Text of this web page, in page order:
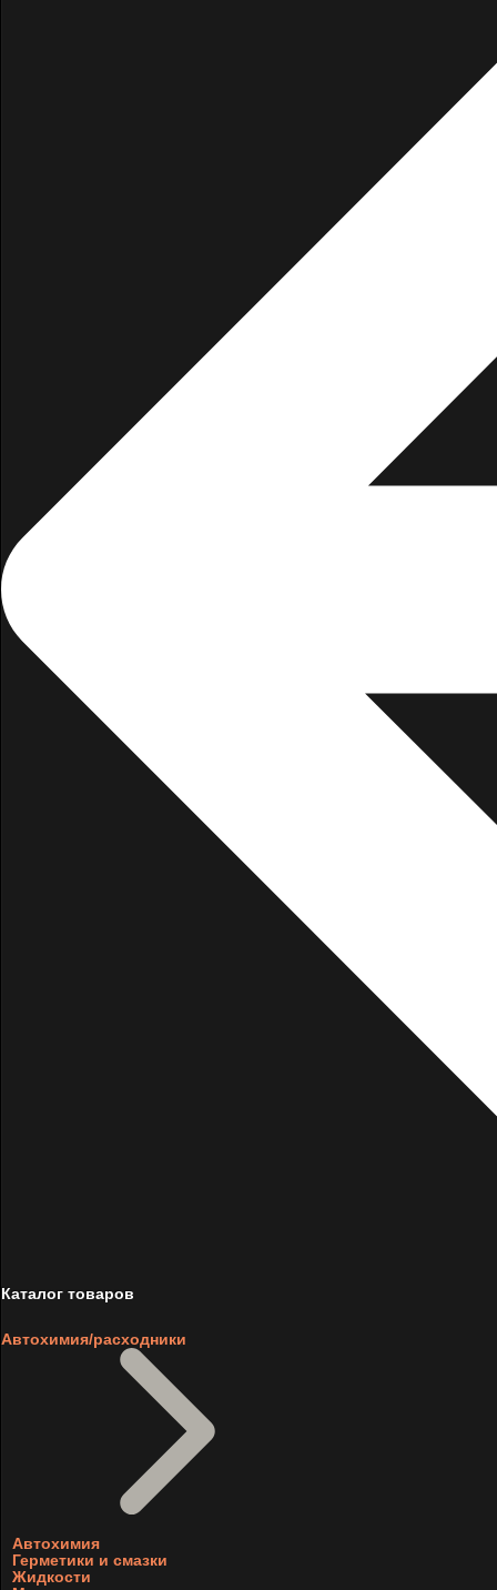
Каталог товаров
Автохимия/расходники
Автохимия
Герметики и смазки
Жидкости